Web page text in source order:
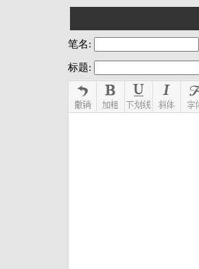
笔名:
标题: